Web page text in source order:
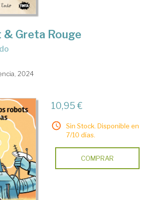
& Greta Rouge
2024
10,95 €
Sin Stock. Disponible en
7/10 días.
COMPRAR